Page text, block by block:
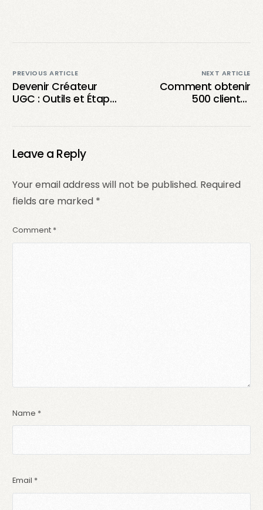
PREVIOUS ARTICLE
Devenir Créateur
UGC : Outils et Étapes
Assuré
NEXT ARTICLE
Comment obtenir
500 clients :
marketing, vente et
Leave a Reply
Your email address will not be published. Required
fields are marked *
Comment *
Name *
Email *